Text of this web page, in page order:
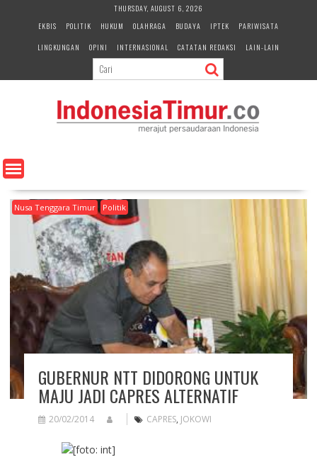
e
n
THURSDAY, AUGUST 6, 2026
EKBIS
POLITIK HUKUM OLAHRAGA BUDAYA IPTEK
PARIWISATA
LINGKUNGAN
OPINI INTERNASIONAL CATATAN REDAKSI LAIN-LAIN
Nusa Tenggara Timur Politik
GUBERNUR NTT DIDORONG UNTUK
MAJU JADI CAPRES ALTERNATIF
20/02/2014 CAPRES, JOKOWI